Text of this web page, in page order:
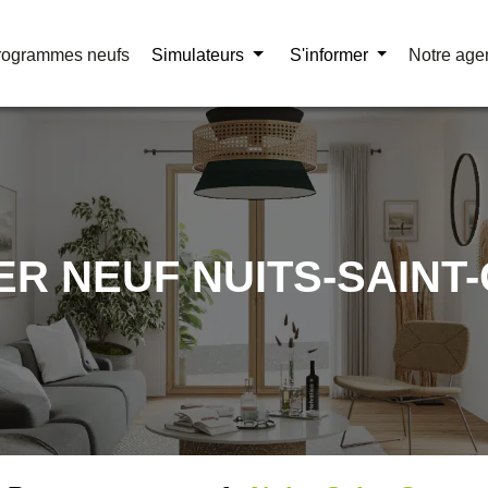
neufs Simulateurs S'informer Notre
neufs Simulateurs S'informer Notre
NEUF NUITS-